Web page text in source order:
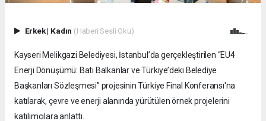
Erkek| Kadın (Haberi Sesli Oku)
Kayseri Melikgazi Belediyesi, İstanbul’da gerçekleştirilen “EU4
Enerji Dönüşümü: Batı Balkanlar ve Türkiye’deki Belediye
Başkanları Sözleşmesi” projesinin Türkiye Final Konferansı'na
katılarak, çevre ve enerji alanında yürütülen örnek projelerini
katılımcılara anlattı.